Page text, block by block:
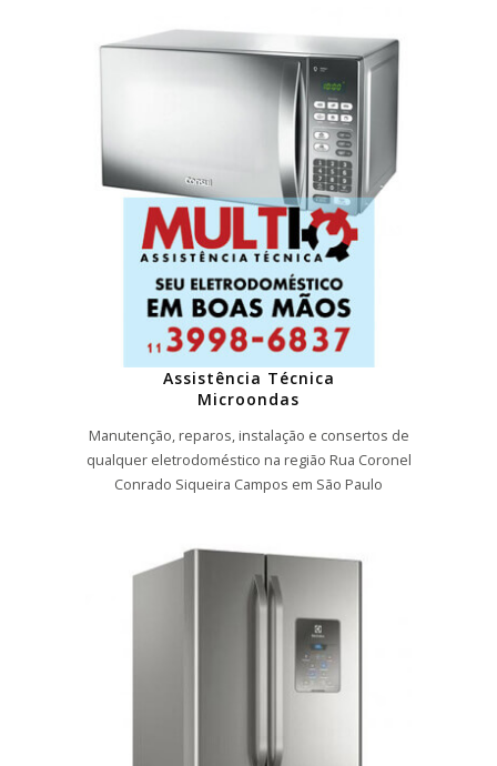
Assistência Técnica
Microondas
Manutenção, reparos, instalação e consertos de
qualquer eletrodoméstico na região Rua Coronel
Conrado Siqueira Campos em São Paulo